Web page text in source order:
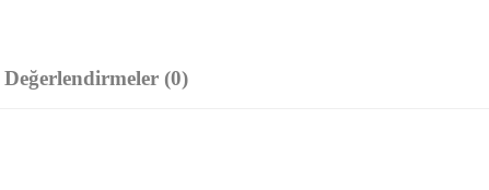
Değerlendirmeler (0)